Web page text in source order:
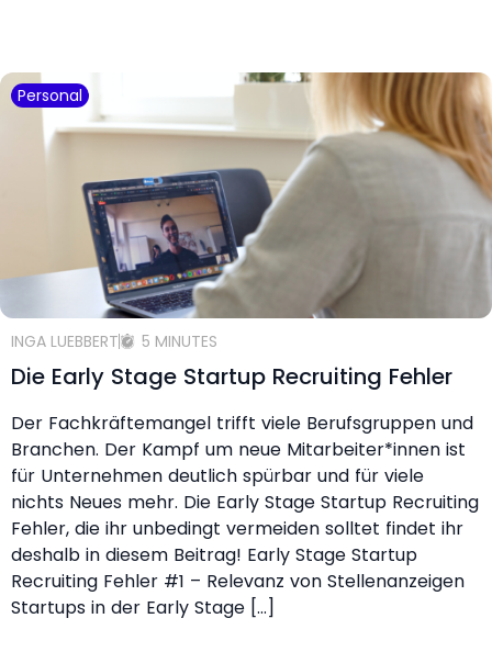
Personal
INGA LUEBBERT 5 MINUTES
Die Early Stage Startup Recruiting Fehler
Der Fachkräftemangel trifft viele Berufsgruppen und
Branchen. Der Kampf um neue Mitarbeiter*innen ist
für Unternehmen deutlich spürbar und für viele
nichts Neues mehr. Die Early Stage Startup Recruiting
Fehler, die ihr unbedingt vermeiden solltet findet ihr
deshalb in diesem Beitrag! Early Stage Startup
Recruiting Fehler #1 – Relevanz von Stellenanzeigen
Startups in der Early Stage […]